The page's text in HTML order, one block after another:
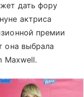
дать фору
актриса
премии
она выбрала
Maxwell.